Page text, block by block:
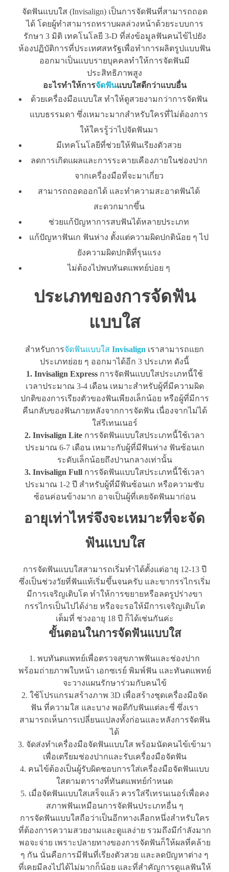
จัดฟันแบบใส (Invisalign) เป็นการจัดฟันที่สามารถถอด
ได้ โดยผู้ทำสามารถทราบผลล่วงหน้าด้วยระบบการ
รักษา 3 มิติ เทคโนโลยี 3-D ที่ส่งข้อมูลฟันคนไข้ไปยัง
ห้องปฏิบัติการที่ประเทศสหรัฐเพื่อทำการผลิตรูปแบบฟัน
ออกมาเป็นแบบรายบุคคลทำให้การจัดฟันมี
ประสิทธิภาพสูง
อะไรทำให้การจัดฟันแบบใสดีกว่าแบบอื่น
ด้วยเครื่องมือแบบใส ทำให้ดูสวยงามกว่าการจัดฟัน
แบบธรรมดา ซึ่งเหมาะมากสำหรับใครที่ไม่ต้องการ
ให้ใครรู้ว่าไปจัดฟันมา
มีเทคโนโลยีที่ช่วยให้ฟันเรียงตัวสวย
ลดการเกิดแผลและการระคายเคืองภายในช่องปาก
จากเครื่องมือที่จะมาเกี่ยว
สามารถถอดออกได้ และทำความสะอาดฟันได้
สะดวกมากขึ้น
ช่วยแก้ปัญหาการสบฟันได้หลายประเภท
แก้ปัญหาฟันเก ฟันห่าง ตั้งแต่ความผิดปกติน้อย ๆ ไป
ยังความผิดปกติที่รุนแรง
ไม่ต้องไปพบทันตแพทย์บ่อย ๆ
ประเภทของการจัดฟัน
แบบใส
สำหรับการจัดฟันแบบใส Invisalign เราสามารถแยก
ประเภทย่อย ๆ ออกมาได้อีก 3 ประเภท ดังนี้
1. Invisalign Express การจัดฟันแบบใสประเภทนี้ใช้
เวลาประมาณ 3-4 เดือน เหมาะสำหรับผู้ที่มีความผิด
ปกติของการเรียงตัวของฟันเพียงเล็กน้อย หรือผู้ที่มีการ
คืนกลับของฟันภายหลังจากการจัดฟัน เนื่องจากไม่ได้
ใส่รีเทนเนอร์
2. Invisalign Lite การจัดฟันแบบใสประเภทนี้ใช้เวลา
ประมาณ 6-7 เดือน เหมาะกับผู้ที่มีฟันห่าง ฟันซ้อนเก
ระดับเล็กน้อยถึงปานกลางเท่านั้น
3. Invisalign Full การจัดฟันแบบใสประเภทนี้ใช้เวลา
ประมาณ 1-2 ปี สำหรับผู้ที่มีฟันซ้อนเก หรือความซับ
ซ้อนค่อนข้างมาก อาจเป็นผู้ที่เคยจัดฟันมาก่อน
อายุเท่าไหร่จึงจะเหมาะที่จะจัด
ฟันแบบใส
การจัดฟันแบบใสสามารถเริ่มทำได้ตั้งแต่อายุ 12-13 ปี
ซึ่งเป็นช่วงวัยที่ฟันแท้เริ่มขึ้นจนครับ และขากรรไกรเริ่ม
มีการเจริญเติบโต ทำให้การขยายหรือลดรูปร่างขา
กรรไกรเป็นไปได้ง่าย หรือจะรอให้มีการเจริญเติบโต
เต็มที่ ช่วงอายุ 18 ปี ก็ได้เช่นกันค่ะ
ขั้นตอนในการจัดฟันแบบใส
1. พบทันตแพทย์เพื่อตรวจสุขภาพฟันและช่องปาก
พร้อมถ่ายภาพใบหน้า เอกซเรย์ พิมพ์ฟัน และทันตแพทย์
จะวางแผนรักษาร่วมกับคนไข้
2. ใช้โปรแกรมสร้างภาพ 3D เพื่อสร้างชุดเครื่องมือจัด
ฟัน ที่ความใส และบาง พอดีกับฟันแต่ละซี่ ซึ่งเรา
สามารถเห็นการเปลี่ยนแปลงทั้งก่อนและหลังการจัดฟัน
ได้
3. จัดส่งทำเครื่องมือจัดฟันแบบใส พร้อมนัดคนไข้เข้ามา
เพื่อเตรียมช่องปากและรับเครื่องมือจัดฟัน
4. คนไข้ต้องเป็นผู้รับผิดชอบการใส่เครื่องมือจัดฟันแบบ
ใสตามตารางที่ทันตแพทย์กำหนด
5. เมื่อจัดฟันแบบใสเสร็จแล้ว ควรใส่รีเทรนเนอร์เพื่อคง
สภาพฟันเหมือนการจัดฟันประเภทอื่น ๆ
การจัดฟันแบบใสถือว่าเป็นอีกทางเลือกหนึ่งสำหรับใคร
ที่ต้องการความสวยงามและดูแลง่าย รวมถึงมีกำลังมาก
พอจะจ่าย เพราะปลายทางของการจัดฟันก็ให้ผลที่คล้าย
ๆ กัน นั่นคือการมีฟันที่เรียงตัวสวย และลดปัญหาต่าง ๆ
ที่เคยมีลงไปได้ไม่มากก็น้อย และที่สำคัญการดูแลฟันให้